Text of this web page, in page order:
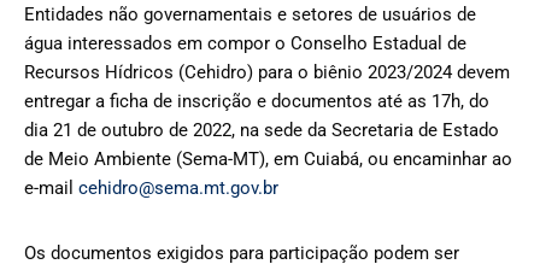
Entidades não governamentais e setores de usuários de
água interessados em compor o Conselho Estadual de
Recursos Hídricos (Cehidro) para o biênio 2023/2024 devem
entregar a ficha de inscrição e documentos até as 17h, do
dia 21 de outubro de 2022, na sede da Secretaria de Estado
de Meio Ambiente (Sema-MT), em Cuiabá, ou encaminhar ao
e-mail cehidro@sema.mt.gov.br
Os documentos exigidos para participação podem ser